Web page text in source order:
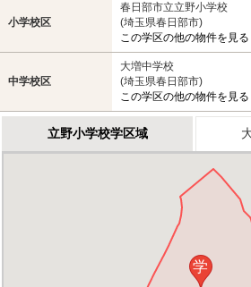
小学校区
春日部市立立野小学校
(埼玉県春日部市)
この学区の他の物件を見る
中学校区
大増中学校
(埼玉県春日部市)
この学区の他の物件を見る
立野小学校学区域
学